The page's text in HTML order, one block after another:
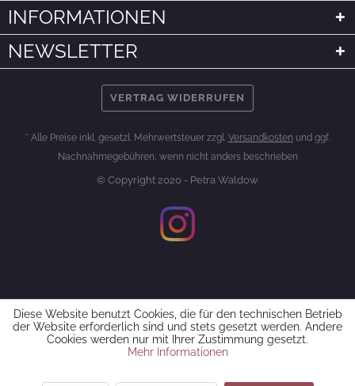
INFORMATIONEN
NEWSLETTER
VERTRAG WIDERRUFEN
* Alle Preise inkl. gesetzl. Mehrwertsteuer zzgl. Versandkosten und ggf.
Nachnahmegebühren, wenn nicht anders beschrieben
© Copyright 2020 - Petra Waldow
Diese Website benutzt Cookies, die für den technischen Betrieb
der Website erforderlich sind und stets gesetzt werden. Andere
Cookies werden nur mit Ihrer Zustimmung gesetzt.
Mehr Informationen